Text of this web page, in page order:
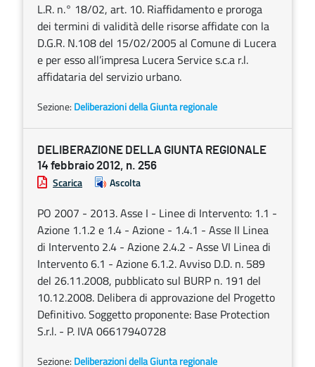
L.R. n.° 18/02, art. 10. Riaffidamento e proroga
dei termini di validità delle risorse affidate con la
D.G.R. N.108 del 15/02/2005 al Comune di Lucera
e per esso all’impresa Lucera Service s.c.a r.l.
affidataria del servizio urbano.
Sezione: Deliberazioni della Giunta regionale
DELIBERAZIONE DELLA GIUNTA REGIONALE
14 febbraio 2012, n. 256
Scarica Ascolta
PO 2007 - 2013. Asse I - Linee di Intervento: 1.1 -
Azione 1.1.2 e 1.4 - Azione - 1.4.1 - Asse II Linea
di Intervento 2.4 - Azione 2.4.2 - Asse VI Linea di
Intervento 6.1 - Azione 6.1.2. Avviso D.D. n. 589
del 26.11.2008, pubblicato sul BURP n. 191 del
10.12.2008. Delibera di approvazione del Progetto
Definitivo. Soggetto proponente: Base Protection
S.r.l. - P. IVA 06617940728
Sezione: Deliberazioni della Giunta regionale